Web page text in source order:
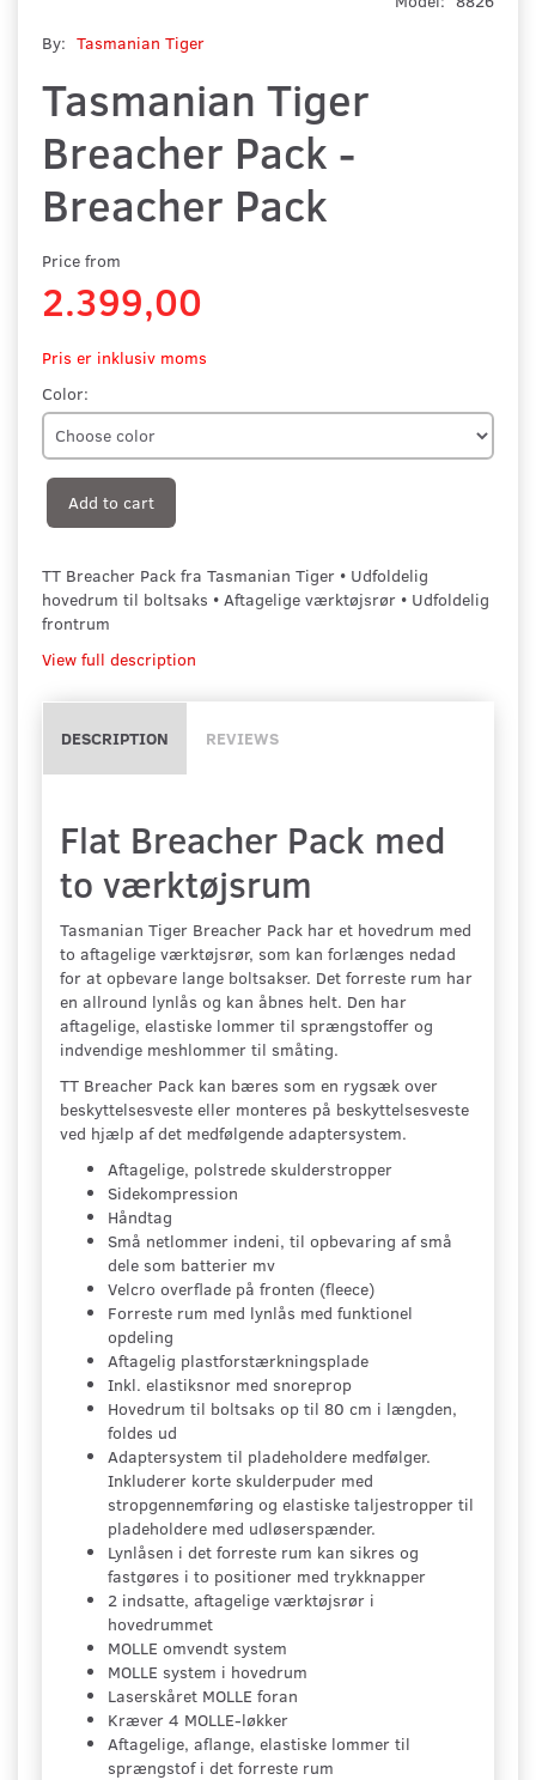
By: Tasmanian Tiger
Tasmanian Tiger
Breacher Pack -
Breacher Pack
Price from
2.399,00
Pris er inklusiv moms
Color:
Add to cart
TT Breacher Pack fra Tasmanian Tiger • Udfoldelig
hovedrum til boltsaks • Aftagelige værktøjsrør • Udfoldelig
frontrum
View full description
DESCRIPTION REVIEWS
Flat Breacher Pack med
to værktøjsrum
Tasmanian Tiger Breacher Pack har et hovedrum med
to aftagelige værktøjsrør, som kan forlænges nedad
for at opbevare lange boltsakser. Det forreste rum har
en allround lynlås og kan åbnes helt. Den har
aftagelige, elastiske lommer til sprængstoffer og
indvendige meshlommer til småting.
TT Breacher Pack kan bæres som en rygsæk over
beskyttelsesveste eller monteres på beskyttelsesveste
ved hjælp af det medfølgende adaptersystem.
Aftagelige, polstrede skulderstropper
Sidekompression
Håndtag
Små netlommer indeni, til opbevaring af små
dele som batterier mv
Velcro overflade på fronten (fleece)
Forreste rum med lynlås med funktionel
opdeling
Aftagelig plastforstærkningsplade
Inkl. elastiksnor med snoreprop
Hovedrum til boltsaks op til 80 cm i længden,
foldes ud
Adaptersystem til pladeholdere medfølger.
Inkluderer korte skulderpuder med
stropgennemføring og elastiske taljestropper til
pladeholdere med udløserspænder.
Lynlåsen i det forreste rum kan sikres og
fastgøres i to positioner med trykknapper
2 indsatte, aftagelige værktøjsrør i
hovedrummet
MOLLE omvendt system
MOLLE system i hovedrum
Laserskåret MOLLE foran
Kræver 4 MOLLE-løkker
Aftagelige, aflange, elastiske lommer til
sprængstof i det forreste rum